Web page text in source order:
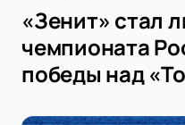
«Зенит» стал
чемпионата
победы над